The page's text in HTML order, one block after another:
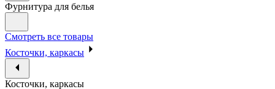
Фурнитура для белья
Смотреть все товары
Косточки, каркасы
Косточки, каркасы